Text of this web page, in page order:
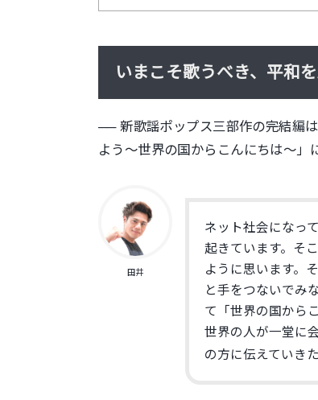
いまこそ歌うべき、平和を
── 新歌謡ポップス三部作の完結編
よう〜世界の国からこんにちは〜」
田井
ネット社会になっ
起きています。そ
ように思います。
と手をつないでみ
て「世界の国から
世界の人が一堂に
の方に伝えていき